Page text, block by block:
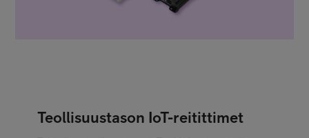
Teollisuustason IoT-reitittimet